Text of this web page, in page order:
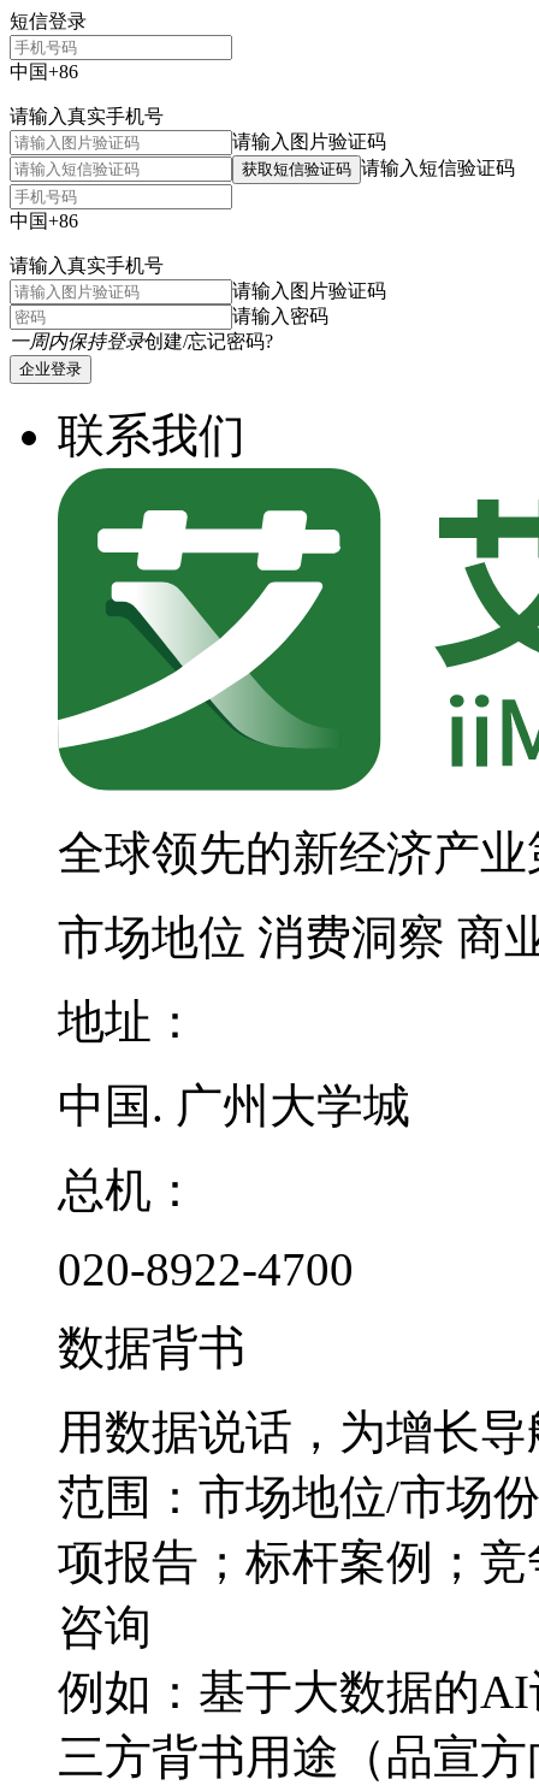
短信登录
中国+86
请输入真实手机号
请输入图片验证码
获取短信验证码 请输入短信验证码
中国+86
请输入真实手机号
请输入图片验证码
请输入密码
一周内保持登录创建/忘记密码?
企业登录
联系我们
全球领先的新经济产
市场地位 消费洞察 商
地址：
中国. 广州大学城
总机：
020-8922-4700
数据背书
用数据说话，为增长导
范围：市场地位/市场
项报告；标杆案例；
咨询
例如：基于大数据的
三方背书用途（品宣